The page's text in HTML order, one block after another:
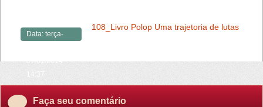
Data: terça-
07/01/2014 -
108_Livro Polop Uma trajetoria de lutas
Faça seu comentário